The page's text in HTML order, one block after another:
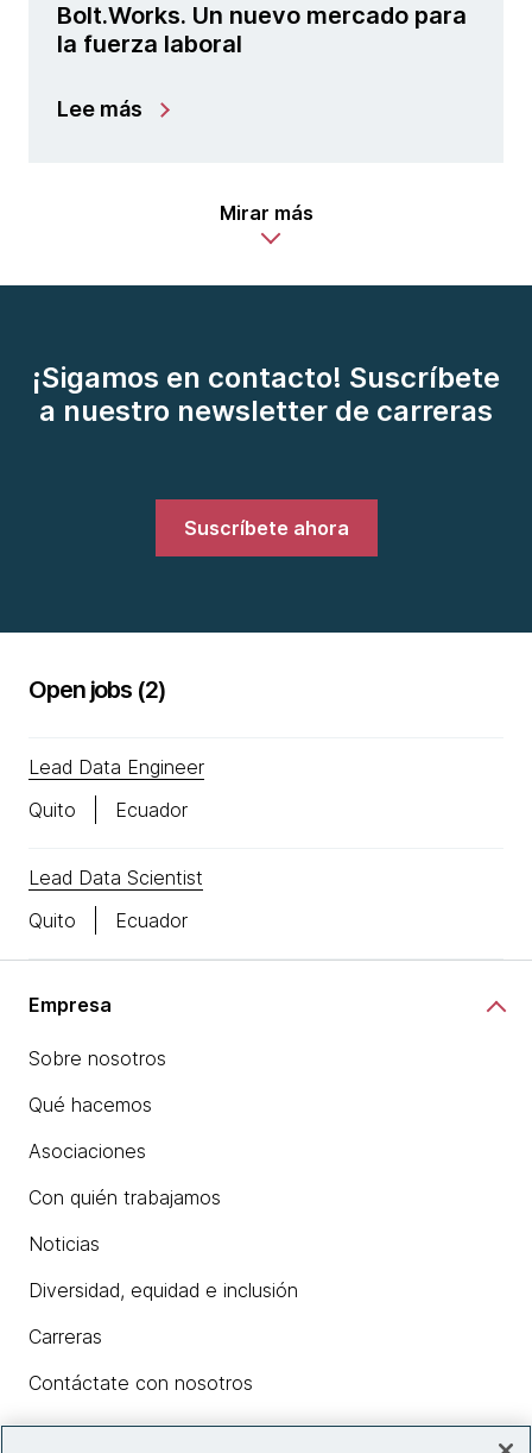
Bolt.Works. Un nuevo mercado para
la fuerza laboral
Lee más
Mirar más
¡Sigamos en contacto! Suscríbete
a nuestro newsletter de carreras
Suscríbete ahora
Open jobs (2)
Lead Data Engineer
Quito
Ecuador
Lead Data Scientist
Quito
Ecuador
Empresa
Sobre nosotros
Qué hacemos
Asociaciones
Con quién trabajamos
Noticias
Diversidad, equidad e inclusión
Carreras
Contáctate con nosotros